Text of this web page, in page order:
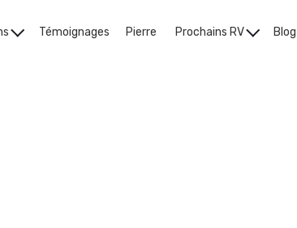
Témoignages Pierre Prochains RV Blog